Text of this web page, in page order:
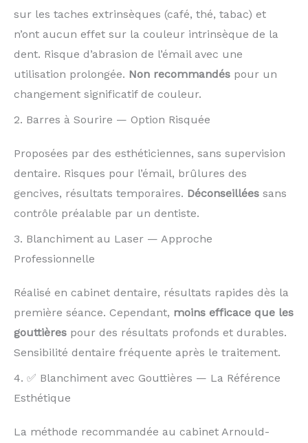
sur les taches extrinsèques (café, thé, tabac) et
n’ont aucun effet sur la couleur intrinsèque de la
dent. Risque d’abrasion de l’émail avec une
utilisation prolongée. Non recommandés pour un
changement significatif de couleur.
2. Barres à Sourire — Option Risquée
Proposées par des esthéticiennes, sans supervision
dentaire. Risques pour l’émail, brûlures des
gencives, résultats temporaires. Déconseillées sans
contrôle préalable par un dentiste.
3. Blanchiment au Laser — Approche
Professionnelle
Réalisé en cabinet dentaire, résultats rapides dès la
première séance. Cependant, moins efficace que les
gouttières pour des résultats profonds et durables.
Sensibilité dentaire fréquente après le traitement.
4. ✅ Blanchiment avec Gouttières — La Référence
Esthétique
La méthode recommandée au cabinet Arnould-